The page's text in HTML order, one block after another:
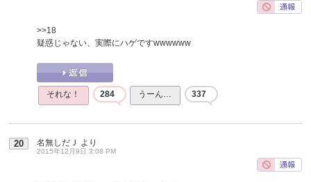
>>18
疑惑じゃない、実際にハゲですwwwwww
それな！ 284 うーん… 337
20 名無しだＪ より
2015年12月9日 3:08 PM